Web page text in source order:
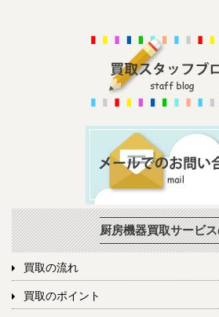
厨房機器買取サービス
買取の流れ
買取のポイント